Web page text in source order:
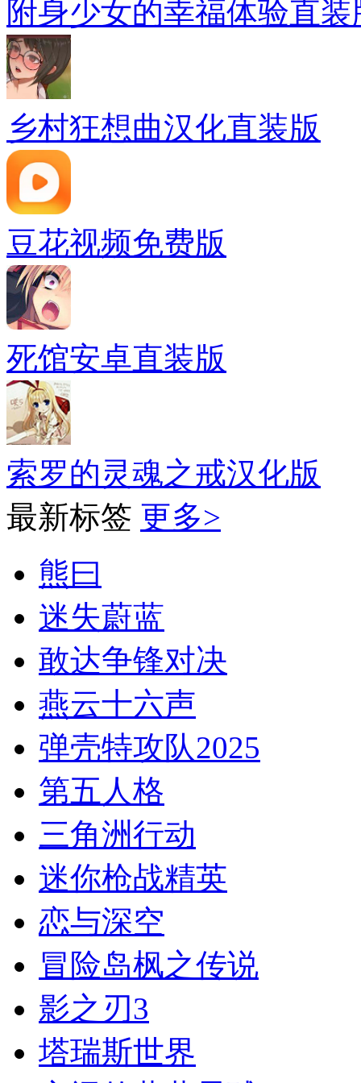
附身少女的幸福体验直装
乡村狂想曲汉化直装版
豆花视频免费版
死馆安卓直装版
索罗的灵魂之戒汉化版
最新标签 更多>
熊曰
迷失蔚蓝
敢达争锋对决
燕云十六声
弹壳特攻队2025
第五人格
三角洲行动
迷你枪战精英
恋与深空
冒险岛枫之传说
影之刃3
塔瑞斯世界